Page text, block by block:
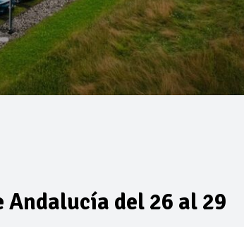
Andalucía del 26 al 29